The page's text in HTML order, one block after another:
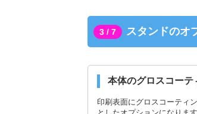
3 / 7 スタンドのオ
本体のグロスコーテ
印刷表面にグロスコーティ